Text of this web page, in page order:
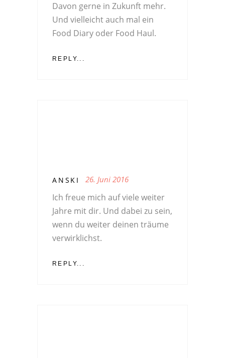
Davon gerne in Zukunft mehr.
Und vielleicht auch mal ein
Food Diary oder Food Haul.
REPLY...
ANSKI 26. Juni 2016
Ich freue mich auf viele weiter
Jahre mit dir. Und dabei zu sein,
wenn du weiter deinen träume
verwirklichst.
REPLY...